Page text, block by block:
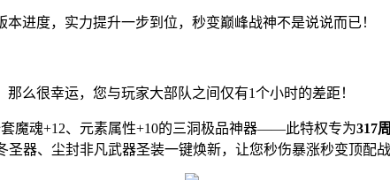
度，实力提升一步到位，秒变巅峰战神不是说说而已！
很幸运，您与玩家大部队之间仅有1个小时的差距！
魂+12、元素属性+10的三洞极品神器——此特权专为317
器、尘封非凡武器圣装一键焕新，让您秒伤暴涨秒变顶配